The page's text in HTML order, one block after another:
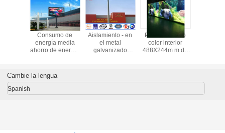
P5
Consumo de
energía media
ahorro de energía
150W/㎡
Aislamiento - en
el metal
galvanizado
iluminación del
Pantalla a todo
color interior
488X244m m de
P7.62mm
Cambie la lengua
Spanish